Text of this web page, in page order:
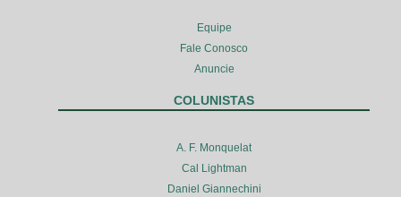
Equipe
Fale Conosco
Anuncie
COLUNISTAS
A. F. Monquelat
Cal Lightman
Daniel Giannechini